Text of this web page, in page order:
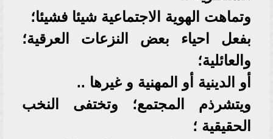
وتماهت الهوية الاجتماعية شيئا فشيئا؛
بفعل احياء بعض النزعات العرقية؛
والعائلية؛
أو الدينية أو المهنية و غيرها ..
ويتشرذم المجتمع؛ وتختفى النخب
الحقيقية ؛